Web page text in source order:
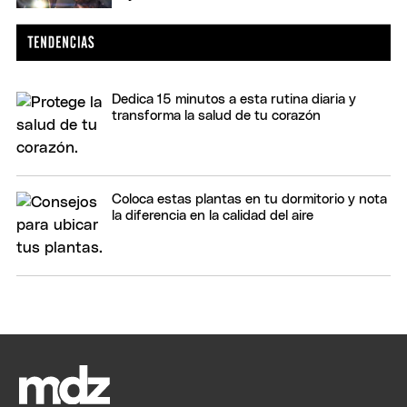
Dedica 15 minutos a esta rutina diaria y
transforma la salud de tu corazón
Coloca estas plantas en tu dormitorio y nota
la diferencia en la calidad del aire